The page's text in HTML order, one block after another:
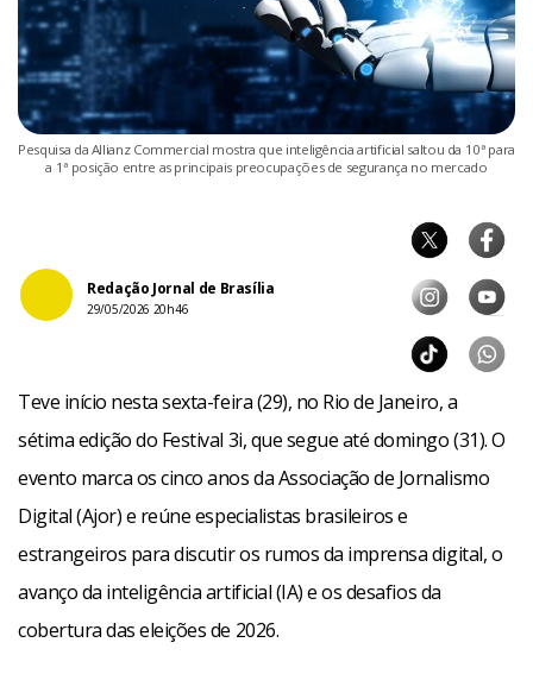
Pesquisa da Allianz Commercial mostra que inteligência artificial saltou da 10ª para
a 1ª posição entre as principais preocupações de segurança no mercado
Redação Jornal de Brasília
29/05/2026 20h46
Teve início nesta sexta-feira (29), no Rio de Janeiro, a
sétima edição do Festival 3i, que segue até domingo (31). O
evento marca os cinco anos da Associação de Jornalismo
Digital (Ajor) e reúne especialistas brasileiros e
estrangeiros para discutir os rumos da imprensa digital, o
avanço da inteligência artificial (IA) e os desafios da
cobertura das eleições de 2026.